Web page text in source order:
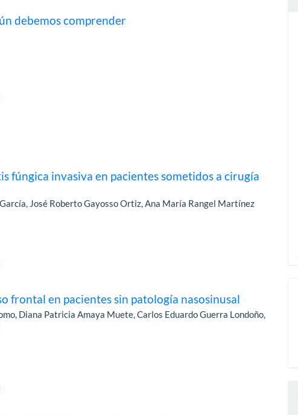
debemos comprender
fúngica invasiva en pacientes sometidos a cirugía
José Roberto Gayosso Ortiz, Ana María Rangel Martínez
frontal en pacientes sin patología nasosinusal
Diana Patricia Amaya Muete, Carlos Eduardo Guerra Londoño,